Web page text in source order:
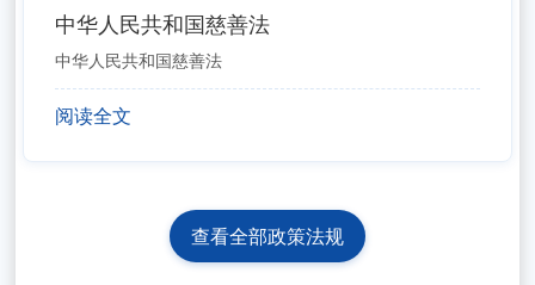
中华人民共和国慈善法
中华人民共和国慈善法
阅读全文
查看全部政策法规